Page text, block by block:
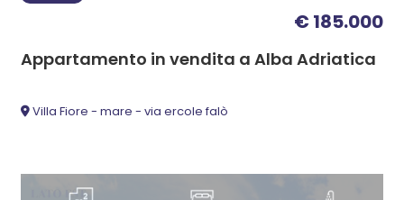
€ 185.000
Appartamento in vendita a Alba Adriatica
Villa Fiore - mare - via ercole falò